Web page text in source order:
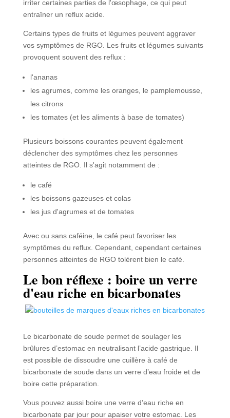
irriter certaines parties de l'œsophage, ce qui peut
entraîner un reflux acide.
Certains types de fruits et légumes peuvent aggraver
vos symptômes de RGO. Les fruits et légumes suivants
provoquent souvent des reflux :
l'ananas
les agrumes, comme les oranges, le pamplemousse,
les citrons
les tomates (et les aliments à base de tomates)
Plusieurs boissons courantes peuvent également
déclencher des symptômes chez les personnes
atteintes de RGO. Il s'agit notamment de :
le café
les boissons gazeuses et colas
les jus d'agrumes et de tomates
Avec ou sans caféine, le café peut favoriser les
symptômes du reflux. Cependant, cependant certaines
personnes atteintes de RGO tolèrent bien le café.
Le bon réflexe : boire un verre
d'eau riche en bicarbonates
Le bicarbonate de soude permet de soulager les
brûlures d’estomac en neutralisant l’acide gastrique. Il
est possible de dissoudre une cuillère à café de
bicarbonate de soude dans un verre d’eau froide et de
boire cette préparation.
Vous pouvez aussi boire une verre d’eau riche en
bicarbonate par jour pour apaiser votre estomac. Les